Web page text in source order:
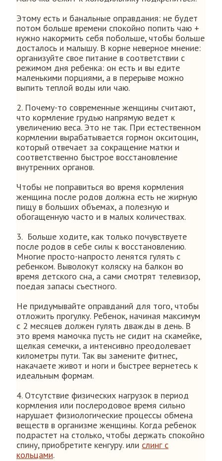
Этому есть и банальные оправдания: не будет
потом больше времени спокойно попить чаю +
нужно накормить себя побольше, чтобы больше
досталось и малышу. В корне неверное мнение:
организуйте свое питание в соответствии с
режимом дня ребенка: он есть и вы едите
маленькими порциями, а в перерыве можно
выпить теплой воды или чаю.
2. Почему-то современные женщины считают,
что кормление грудью напрямую ведет к
увеличению веса. Это не так. При естественном
кормлении вырабатывается гормон окситоцин,
который отвечает за сокращение матки и
соответственно быстрое восстановление
внутренних органов.
Чтобы не поправиться во время кормления
женщина после родов должна есть не жирную
пищу в больших объемах, а полезную и
обогащенную часто и в малых количествах.
3. Больше ходите, как только почувствуете
после родов в себе силы к восстановлению.
Многие просто-напросто ленятся гулять с
ребенком. Выволокут коляску на балкон во
время детского сна, а сами смотрят телевизор,
поедая запасы съестного.
Не придумывайте оправданий для того, чтобы
отложить прогулку. Ребенок, начиная максимум
с 2 месяцев должен гулять дважды в день. В
это время мамочка пусть не сидит на скамейке,
щелкая семечки, а интенсивно преодолевает
километры пути. Так вы замените фитнес,
накачаете живот и ноги и быстрее вернетесь к
идеальным формам.
4. Отсутствие физических нагрузок в период
кормления или послеродовое время сильно
нарушает физиологические процессы обмена
веществ в организме женщины. Когда ребенок
подрастет на столько, чтобы держать спокойно
спину, приобретите кенгуру. или слинг с
кольцами.